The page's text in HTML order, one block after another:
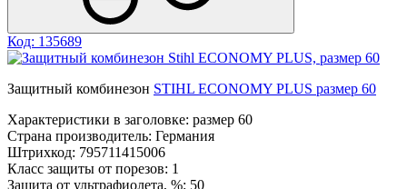
Код: 135689
Защитный комбинезон STIHL ECONOMY PLUS размер 60
Характеристики в заголовке: размер 60
Страна производитель: Германия
Штрихкод: 795711415006
Класс защиты от порезов: 1
Защита от ультрафиолета, %: 50